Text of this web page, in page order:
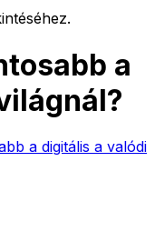
a
a digitális a valódi